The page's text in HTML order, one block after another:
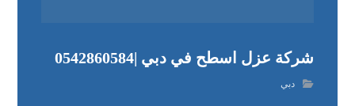
شركة عزل اسطح في دبي |0542860584
دبي